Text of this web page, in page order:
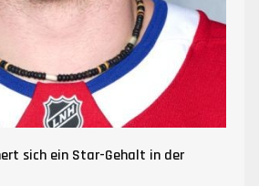
sich ein Star-Gehalt in der